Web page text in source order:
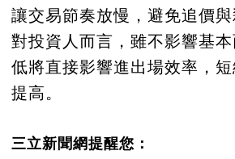
讓交易節奏放慢，避免追價與
對投資人而言，雖不影響基
低將直接影響進出場效率，
提高。
三立新聞網提醒您：